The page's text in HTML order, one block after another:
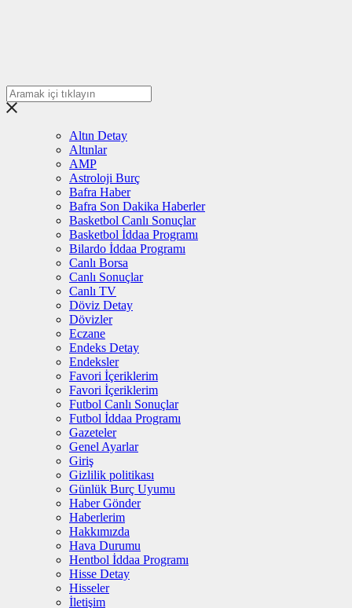
Altın Detay
Altınlar
AMP
Astroloji Burç
Bafra Haber
Bafra Son Dakika Haberler
Basketbol Canlı Sonuçlar
Basketbol İddaa Programı
Bilardo İddaa Programı
Canlı Borsa
Canlı Sonuçlar
Canlı TV
Döviz Detay
Dövizler
Eczane
Endeks Detay
Endeksler
Favori İçeriklerim
Favori İçeriklerim
Futbol Canlı Sonuçlar
Futbol İddaa Programı
Gazeteler
Genel Ayarlar
Giriş
Gizlilik politikası
Günlük Burç Uyumu
Haber Gönder
Haberlerim
Hakkımızda
Hava Durumu
Hentbol İddaa Programı
Hisse Detay
Hisseler
İletişim